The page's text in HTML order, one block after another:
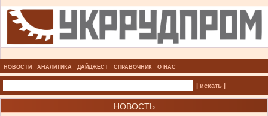
НОВОСТИ АНАЛИТИКА ДАЙДЖЕСТ СПРАВОЧНИК О НАС
| искать |
НОВОСТЬ